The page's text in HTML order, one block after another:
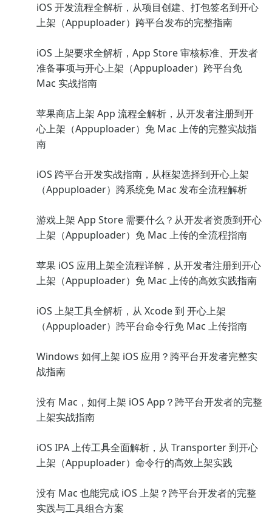
iOS 开发流程全解析，从项目创建、打包签名到开心
上架（Appuploader）跨平台发布的完整指南
iOS 上架要求全解析，App Store 审核标准、开发者
准备事项与开心上架（Appuploader）跨平台免
Mac 实战指南
苹果商店上架 App 流程全解析，从开发者注册到开
心上架（Appuploader）免 Mac 上传的完整实战指
南
iOS 跨平台开发实战指南，从框架选择到开心上架
（Appuploader）跨系统免 Mac 发布全流程解析
游戏上架 App Store 需要什么？从开发者资质到开心
上架（Appuploader）免 Mac 上传的全流程指南
苹果 iOS 应用上架全流程详解，从开发者注册到开心
上架（Appuploader）免 Mac 上传的高效实践指南
iOS 上架工具全解析，从 Xcode 到 开心上架
（Appuploader）跨平台命令行免 Mac 上传指南
Windows 如何上架 iOS 应用？跨平台开发者完整实
战指南
没有 Mac，如何上架 iOS App？跨平台开发者的完整
上架实战指南
iOS IPA 上传工具全面解析，从 Transporter 到开心
上架（Appuploader）命令行的高效上架实践
没有 Mac 也能完成 iOS 上架？跨平台开发者的完整
实践与工具组合方案